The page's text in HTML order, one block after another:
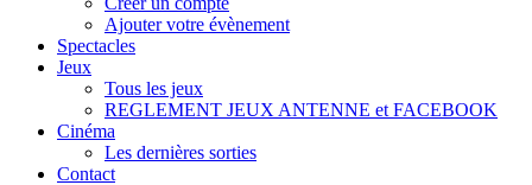
Ajouter votre évènement
Spectacles
Jeux
Tous les jeux
REGLEMENT JEUX ANTENNE et FACEBOOK
Cinéma
Les dernières sorties
Contact